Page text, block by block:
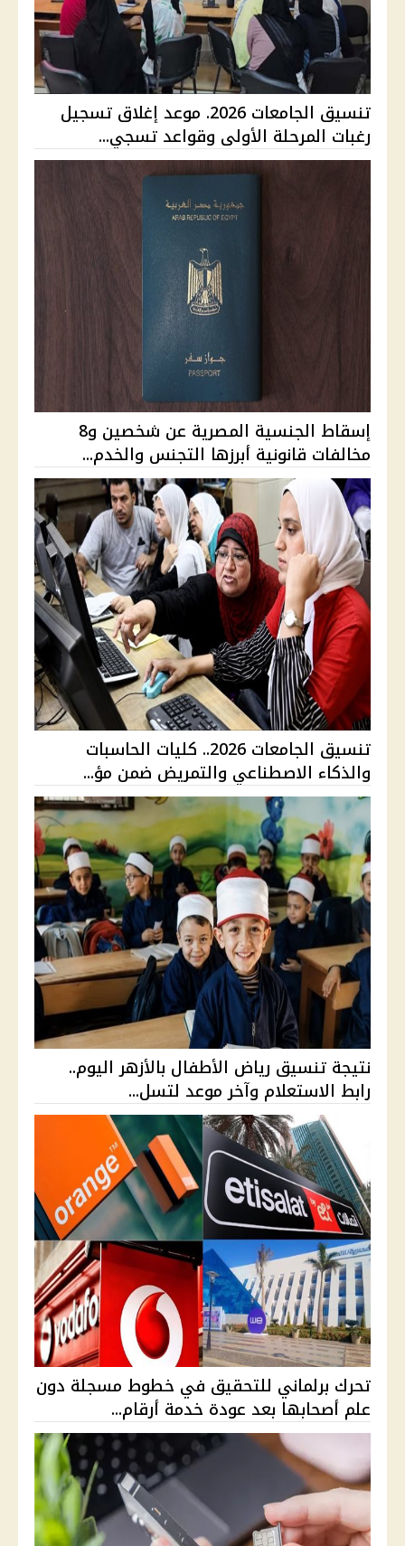
تنسيق الجامعات 2026. موعد إغلاق تسجيل
رغبات المرحلة الأولى وقواعد تسجي...
إسقاط الجنسية المصرية عن شخصين و8
مخالفات قانونية أبرزها التجنس والخدم...
تنسيق الجامعات 2026.. كليات الحاسبات
والذكاء الاصطناعي والتمريض ضمن مؤ...
نتيجة تنسيق رياض الأطفال بالأزهر اليوم..
رابط الاستعلام وآخر موعد لتسل...
تحرك برلماني للتحقيق في خطوط مسجلة دون
علم أصحابها بعد عودة خدمة أرقام...